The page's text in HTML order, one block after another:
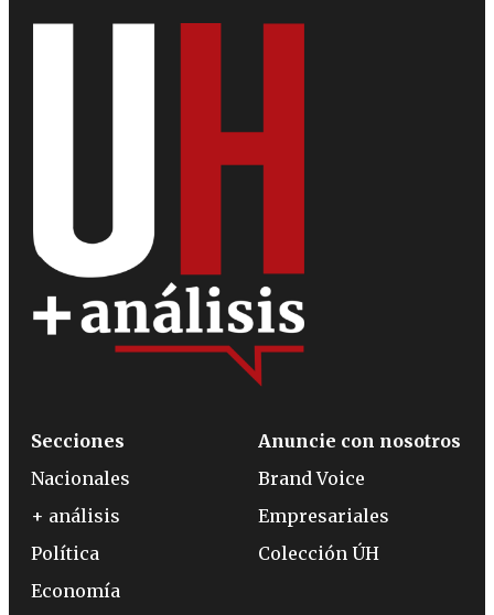
Secciones
Nacionales
+ análisis
Política
Economía
Anuncie con nosotros
Brand Voice
Empresariales
Colección ÚH